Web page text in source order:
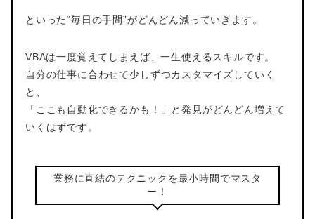
といった“毎日の手間”がどんどん減っていきます。
VBAは一度覚えてしまえば、一生使えるスキルです。
自分の仕事に合わせて少しずつカスタマイズしていく
と、
「ここも自動化できるかも！」と発見がどんどん増えて
いくはずです。
業務に直結のテクニックを最小時間でマスタ
ー！